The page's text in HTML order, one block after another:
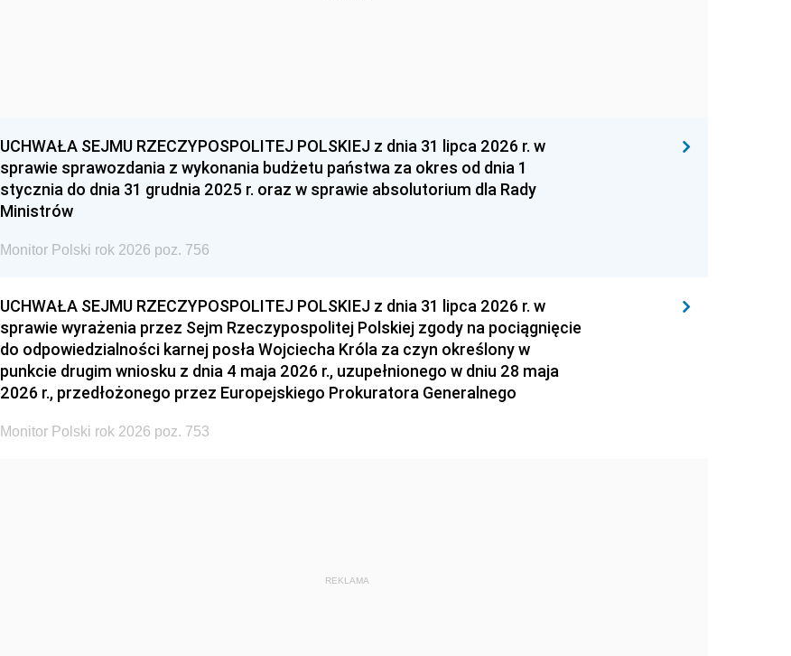
UCHWAŁA SEJMU RZECZYPOSPOLITEJ POLSKIEJ z dnia 31 lipca 2026 r. w
sprawie sprawozdania z wykonania budżetu państwa za okres od dnia 1
stycznia do dnia 31 grudnia 2025 r. oraz w sprawie absolutorium dla Rady
Ministrów
Monitor Polski rok 2026 poz. 756
UCHWAŁA SEJMU RZECZYPOSPOLITEJ POLSKIEJ z dnia 31 lipca 2026 r. w
sprawie wyrażenia przez Sejm Rzeczypospolitej Polskiej zgody na pociągnięcie
do odpowiedzialności karnej posła Wojciecha Króla za czyn określony w
punkcie drugim wniosku z dnia 4 maja 2026 r., uzupełnionego w dniu 28 maja
2026 r., przedłożonego przez Europejskiego Prokuratora Generalnego
Monitor Polski rok 2026 poz. 753
REKLAMA